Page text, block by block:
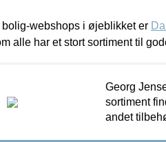
webshops i øjeblikket er
alle har et stort sortiment til
Georg
sortiment
andet